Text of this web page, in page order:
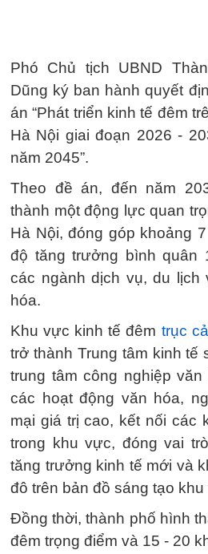
Phó Chủ tịch UBND
Dũng ký ban hành quyết
án “Phát triển kinh tế đêm
Hà Nội giai đoạn 2026 -
năm 2045”.
Theo đề án, đến năm
thành một động lực quan
Hà Nội, đóng góp khoảng
độ tăng trưởng bình quân
các ngành dịch vụ, du lịch
hóa.
Khu vực kinh tế đêm trục
trở thành Trung tâm kinh tế
trung tâm công nghiệp
các hoạt động văn hóa,
mại giá trị cao, kết nối các
trong khu vực, đóng vai
tăng trưởng kinh tế mới và
đô trên bản đồ sáng tạo
Đồng thời, thành phố hình
đêm trọng điểm và 15 - 20